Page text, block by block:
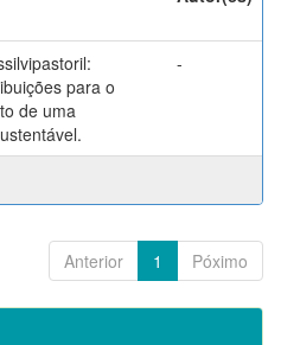
para o
de uma
-
Anterior 1 Póximo